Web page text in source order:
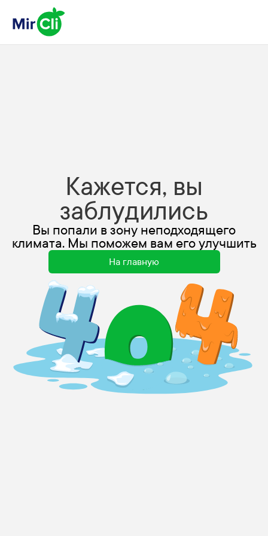
Кажется, вы
заблудились
Вы попали в зону неподходящего
климата. Мы поможем вам его улучшить
На главную